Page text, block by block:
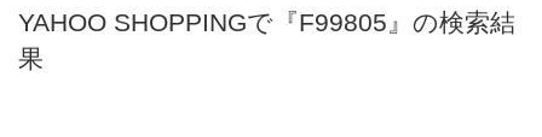
YAHOO SHOPPINGで『F99805』の検索結
果